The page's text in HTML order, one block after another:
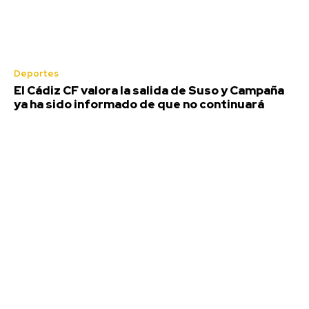
Deportes
El Cádiz CF valora la salida de Suso y Campaña
ya ha sido informado de que no continuará